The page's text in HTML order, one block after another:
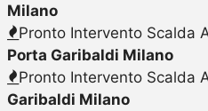
Milano
Pronto Intervento Scalda
Porta Garibaldi Milano
Pronto Intervento Scalda
Garibaldi Milano